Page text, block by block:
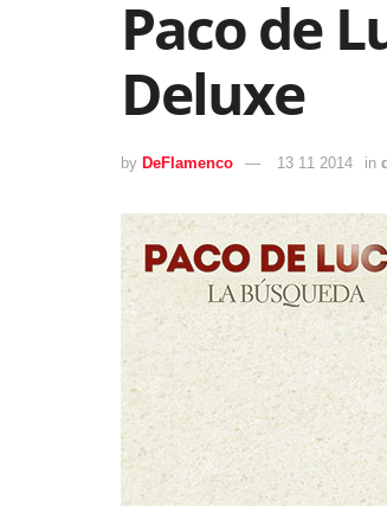
Paco de
Deluxe
by DeFlamenco 13 11 2014 in